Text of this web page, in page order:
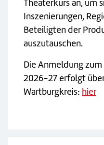
Theaterkurs an, um
Inszenierungen,
Beteiligten der
auszutauschen.
Die Anmeldung
2026-27 erfolgt
Wartburgkreis: hier